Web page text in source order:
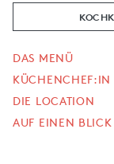
DAS MENÜ
KÜCHENCHEF:IN
DIE LOCATION
AUF EINEN BLICK